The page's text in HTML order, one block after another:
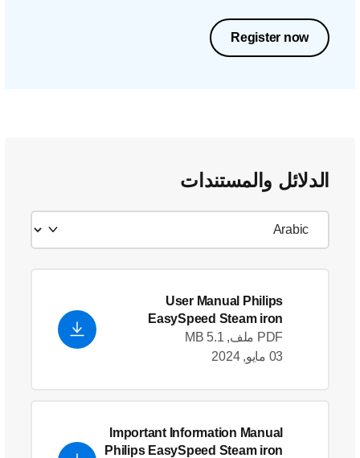
Register now
الدلائل والمستندات
User Manual Philips
EasySpeed Steam iron
PDF ملف, 5.1 MB
03 مايو, 2024
Important Information Manual
Philips EasySpeed Steam iron